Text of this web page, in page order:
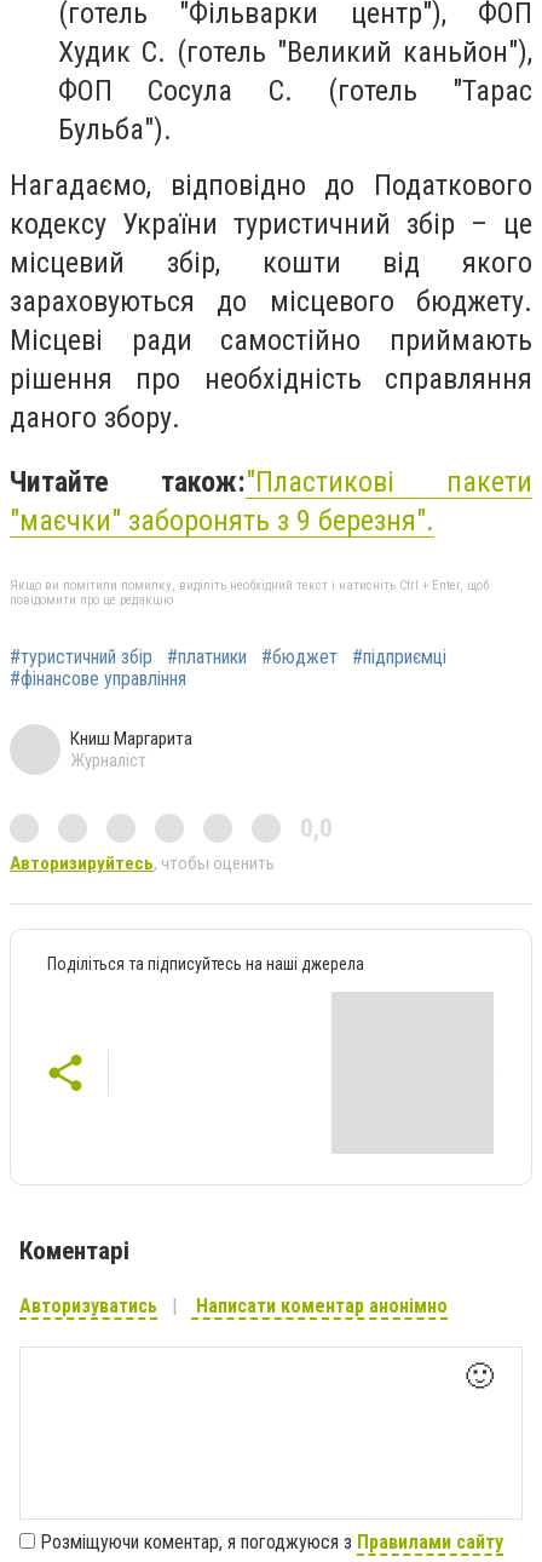
(готель "Фільварки центр"), ФОП
Худик С. (готель "Великий каньйон"),
ФОП Сосула С. (готель "Тарас
Бульба").
Нагадаємо, відповідно до Податкового
кодексу України туристичний збір – це
місцевий збір, кошти від якого
зараховуються до місцевого бюджету.
Місцеві ради самостійно приймають
рішення про необхідність справляння
даного збору.
Читайте також:"Пластикові пакети
"маєчки" заборонять з 9 березня".
Якщо ви помітили помилку, виділіть необхідний текст і натисніть Ctrl + Enter, щоб
повідомити про це редакцію
#туристичний збір #платники #бюджет
#підприємці
#фінансове управління
Книш Маргарита
Журналіст
0,0
Авторизируйтесь, чтобы оценить
Поділіться та підписуйтесь на наші джерела
Коментарі
Авторизуватись Написати коментар анонімно
🙂
Розміщуючи коментар, я погоджуюся з Правилами сайту